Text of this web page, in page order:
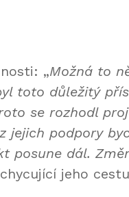
„Možná to
toto důležitý
se rozhodl
jejich podpory
posune dál.
jeho